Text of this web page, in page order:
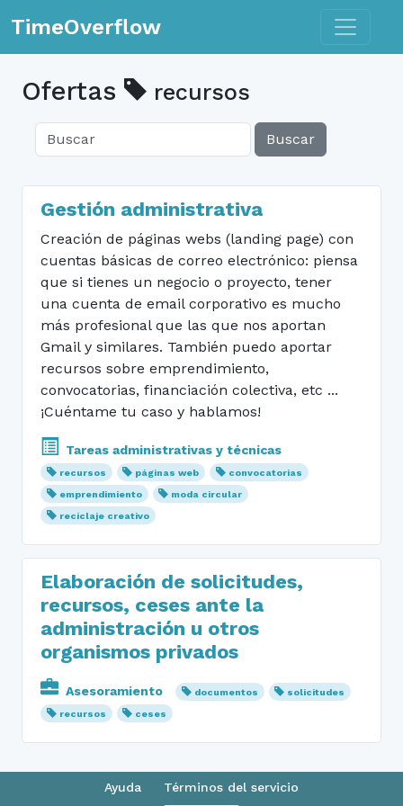
TimeOverflow Toggle
Ofertas recursos
Buscar
Gestión administrativa
Creación de páginas webs (landing page) con
cuentas básicas de correo electrónico: piensa
que si tienes un negocio o proyecto, tener
una cuenta de email corporativo es mucho
más profesional que las que nos aportan
Gmail y similares. También puedo aportar
recursos sobre emprendimiento,
convocatorias, financiación colectiva, etc ...
¡Cuéntame tu caso y hablamos!
Tareas administrativas y técnicas
recursos páginas web
convocatorias
emprendimiento
moda circular
reciclaje creativo
Elaboración de solicitudes,
recursos, ceses ante la
administración u otros
organismos privados
Asesoramiento documentos
solicitudes
recursos
ceses
Ayuda Términos del servicio